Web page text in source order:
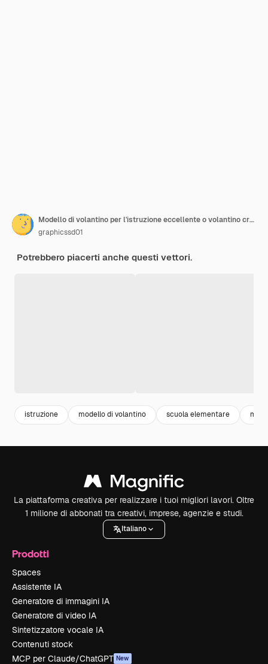
Modello di volantino per l'istruzione eccellente o volantino creativo A4
graphicssd01
Potrebbero piacerti anche questi vettori.
istruzione modello di volantino scuola elementare
La piattaforma creativa per realizzare i tuoi migliori lavori. Oltre
1 milione di abbonati tra creativi, imprese, agenzie e studi.
Italiano
Prodotti
Spaces
Assistente IA
Generatore di immagini IA
Generatore di video IA
Sintetizzatore vocale IA
Contenuti stock
MCP per Claude/ChatGPT New